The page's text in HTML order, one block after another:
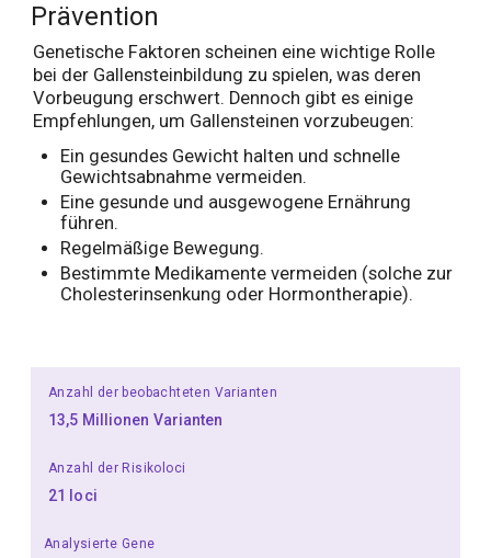
Prävention
Genetische Faktoren scheinen eine wichtige Rolle
bei der Gallensteinbildung zu spielen, was deren
Vorbeugung erschwert. Dennoch gibt es einige
Empfehlungen, um Gallensteinen vorzubeugen:
Ein gesundes Gewicht halten und schnelle
Gewichtsabnahme vermeiden.
Eine gesunde und ausgewogene Ernährung
führen.
Regelmäßige Bewegung.
Bestimmte Medikamente vermeiden (solche zur
Cholesterinsenkung oder Hormontherapie).
Anzahl der beobachteten Varianten
13,5 Millionen Varianten
Anzahl der Risikoloci
21 loci
Analysierte Gene